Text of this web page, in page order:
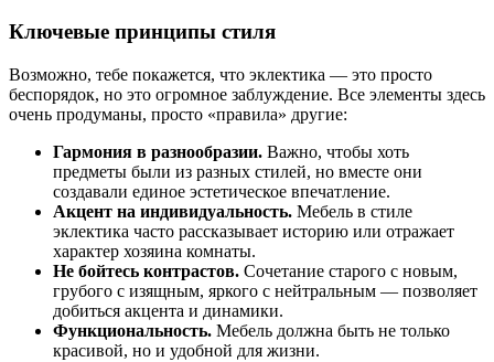
Ключевые принципы стиля
Возможно, тебе покажется, что эклектика — это просто
беспорядок, но это огромное заблуждение. Все элементы здесь
очень продуманы, просто «правила» другие:
Гармония в разнообразии. Важно, чтобы хоть
предметы были из разных стилей, но вместе они
создавали единое эстетическое впечатление.
Акцент на индивидуальность. Мебель в стиле
эклектика часто рассказывает историю или отражает
характер хозяина комнаты.
Не бойтесь контрастов. Сочетание старого с новым,
грубого с изящным, яркого с нейтральным — позволяет
добиться акцента и динамики.
Функциональность. Мебель должна быть не только
красивой, но и удобной для жизни.